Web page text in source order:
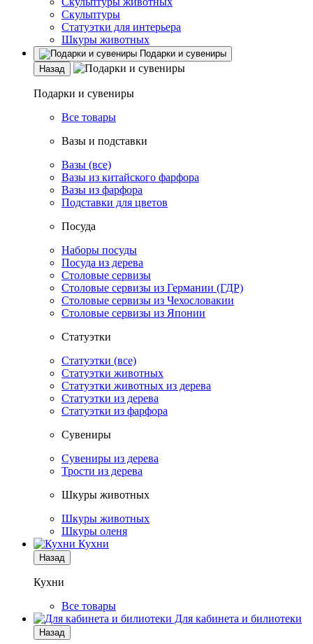
Скульптуры
Статуэтки для интерьера
Шкуры животных
Подарки и сувениры
Назад
Подарки и сувениры
Все товары
Вазы и подставки
Вазы (все)
Вазы из китайского фарфора
Вазы из фарфора
Подставки для цветов
Посуда
Наборы посуды
Посуда из дерева
Столовые сервизы
Столовые сервизы из Германии (ГДР)
Столовые сервизы из Чехословакии
Столовые сервизы из Японии
Статуэтки
Статуэтки (все)
Статуэтки животных
Статуэтки животных из дерева
Статуэтки из дерева
Статуэтки из фарфора
Сувениры
Сувениры из дерева
Трости из дерева
Шкуры животных
Шкуры животных
Шкуры оленя
Кухни
Назад
Кухни
Все товары
Для кабинета и билиотеки
Назад